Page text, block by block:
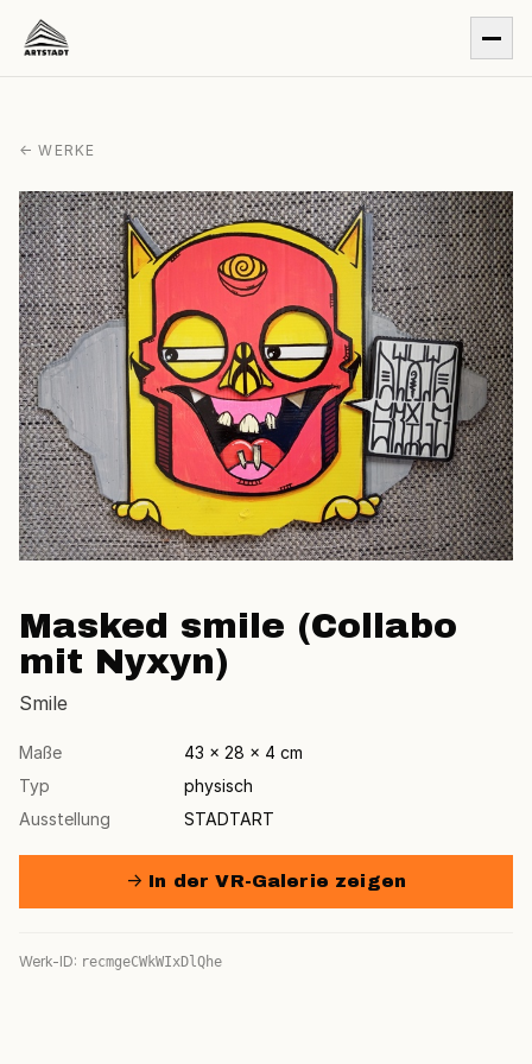
← WERKE
Masked smile (Collabo
mit Nyxyn)
Smile
Maße
43 × 28 × 4 cm
Typ
physisch
Ausstellung
STADTART
→ In der VR-Galerie zeigen
Werk-ID: recmgeCWkWIxDlQhe